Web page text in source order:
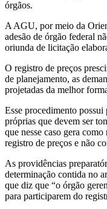
órgãos.
A AGU, por meio da
adesão de órgão federal
oriunda de licitação
O registro de preços
de planejamento, as
projetadas da melhor
Esse procedimento
próprias que devem ser
que nesse caso gera
registro de preços e não
As providências
determinação contida no
que diz que “o órgão
para participarem do